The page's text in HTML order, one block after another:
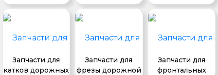
Запчасти для
катков дорожных
Запчасти для
фрезы дорожной
Запчасти для
фронтальных